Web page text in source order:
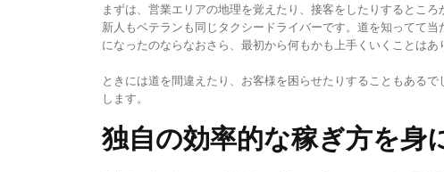
まずは、営業エリアの地理を覚えたり、接客をしたりするとこ
新人もベテランも同じタクシードライバーです。道を知ってて
になったのならなおさら、最初から何もかも上手くいくことはあ
ときには道を間違えたり、お客様を困らせたりすることもある
します。
独自の効率的な稼ぎ方を身